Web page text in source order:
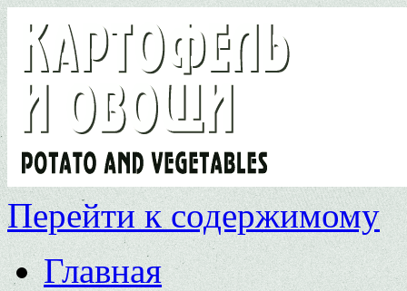
Перейти к содержимому
Главная